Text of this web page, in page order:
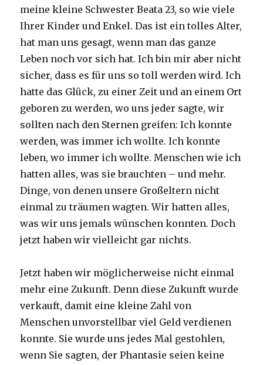
meine kleine Schwester Beata 23, so wie viele
Ihrer Kinder und Enkel. Das ist ein tolles Alter,
hat man uns gesagt, wenn man das ganze
Leben noch vor sich hat. Ich bin mir aber nicht
sicher, dass es für uns so toll werden wird. Ich
hatte das Glück, zu einer Zeit und an einem Ort
geboren zu werden, wo uns jeder sagte, wir
sollten nach den Sternen greifen: Ich konnte
werden, was immer ich wollte. Ich konnte
leben, wo immer ich wollte. Menschen wie ich
hatten alles, was sie brauchten – und mehr.
Dinge, von denen unsere Großeltern nicht
einmal zu träumen wagten. Wir hatten alles,
was wir uns jemals wünschen konnten. Doch
jetzt haben wir vielleicht gar nichts.
Jetzt haben wir möglicherweise nicht einmal
mehr eine Zukunft. Denn diese Zukunft wurde
verkauft, damit eine kleine Zahl von
Menschen unvorstellbar viel Geld verdienen
konnte. Sie wurde uns jedes Mal gestohlen,
wenn Sie sagten, der Phantasie seien keine